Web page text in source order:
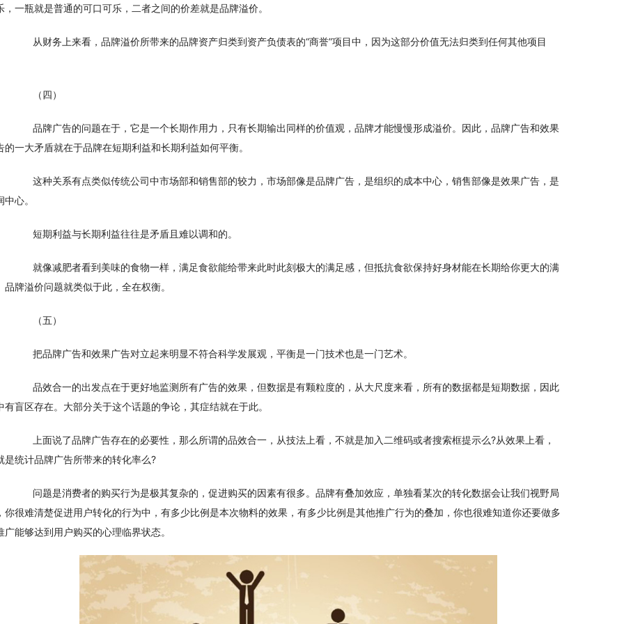
，一瓶就是普通的可口可乐，二者之间的价差就是品牌溢价。
从财务上来看，品牌溢价所带来的品牌资产归类到资产负债表的“商誉”项目中，因为这部分价值无法归类到任何其他项目
（四）
品牌广告的问题在于，它是一个长期作用力，只有长期输出同样的价值观，品牌才能慢慢形成溢价。因此，品牌广告和效果
的一大矛盾就在于品牌在短期利益和长期利益如何平衡。
这种关系有点类似传统公司中市场部和销售部的较力，市场部像是品牌广告，是组织的成本中心，销售部像是效果广告，是
中心。
短期利益与长期利益往往是矛盾且难以调和的。
就像减肥者看到美味的食物一样，满足食欲能给带来此时此刻极大的满足感，但抵抗食欲保持好身材能在长期给你更大的满
品牌溢价问题就类似于此，全在权衡。
（五）
把品牌广告和效果广告对立起来明显不符合科学发展观，平衡是一门技术也是一门艺术。
品效合一的出发点在于更好地监测所有广告的效果，但数据是有颗粒度的，从大尺度来看，所有的数据都是短期数据，因此
有盲区存在。大部分关于这个话题的争论，其症结就在于此。
上面说了品牌广告存在的必要性，那么所谓的品效合一，从技法上看，不就是加入二维码或者搜索框提示么?从效果上看，
是统计品牌广告所带来的转化率么?
问题是消费者的购买行为是极其复杂的，促进购买的因素有很多。品牌有叠加效应，单独看某次的转化数据会让我们视野局
你很难清楚促进用户转化的行为中，有多少比例是本次物料的效果，有多少比例是其他推广行为的叠加，你也很难知道你还要做多
广能够达到用户购买的心理临界状态。